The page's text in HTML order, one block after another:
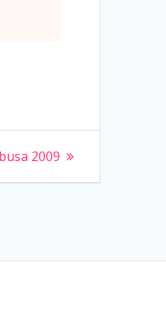
2009